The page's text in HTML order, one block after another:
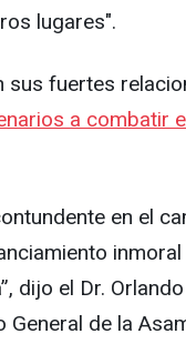
lugares".
sus fuertes
a combatir
en el
dijo el Dr.
General de la